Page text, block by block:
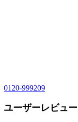
0120-999209
ユーザーレビュー